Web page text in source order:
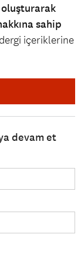
sahip
içeriklerine
devam et